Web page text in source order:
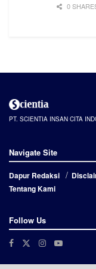
0
PT. SCIENTIA INSAN CITA
Navigate Site
Dapur Redaksi
Tentang Kami
Follow Us